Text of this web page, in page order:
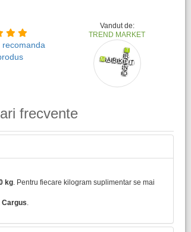
recomanda
Vandut de:
TREND MARKET
frecvente
kg. Pentru fiecare kilogram suplimentar se mai
Cargus.